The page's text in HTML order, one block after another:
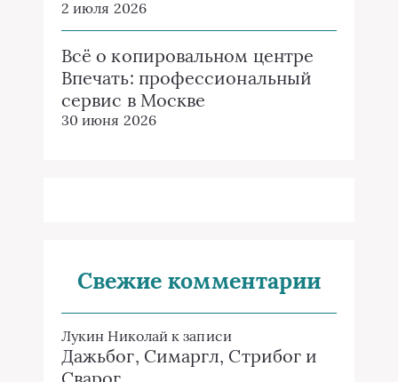
2markers: умный поиск
не только
Русаков Корнейк записи
Народные пословицы и
Савина Аврора к записи
Автосервис 24 часа в Самаре:
ремонт автомобилей Лада ВАЗ
и иномарок круглосуточно